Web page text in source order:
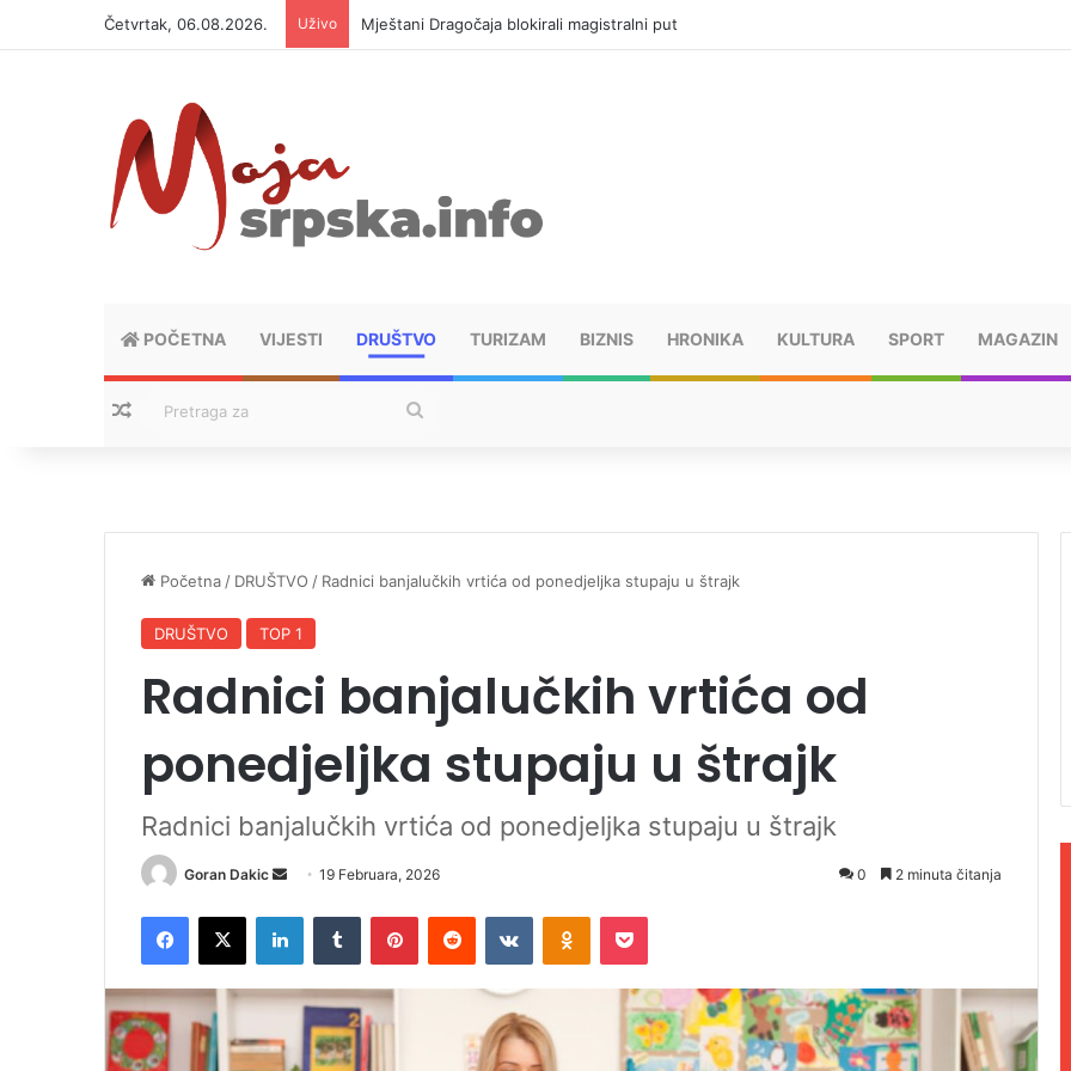
Četvrtak, 06.08.2026. Uživo Helikopter ponovo gasi vatru u selima kod Trebinja
POČETNA VIJESTI DRUŠTVO TURIZAM BIZNIS HRONIKA KULTURA SPORT MAGAZIN
Nasumični tekstovi
Početna / DRUŠTVO / Radnici banjalučkih vrtića od ponedjeljka stupaju u štrajk
DRUŠTVO TOP 1
Radnici banjalučkih vrtića od
ponedjeljka stupaju u štrajk
Radnici banjalučkih vrtića od ponedjeljka stupaju u štrajk
Goran Dakic
d
a
19 Februara, 2026 0 2 minuta čitanja